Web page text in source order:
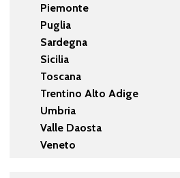
Piemonte
Puglia
Sardegna
Sicilia
Toscana
Trentino Alto Adige
Umbria
Valle Daosta
Veneto